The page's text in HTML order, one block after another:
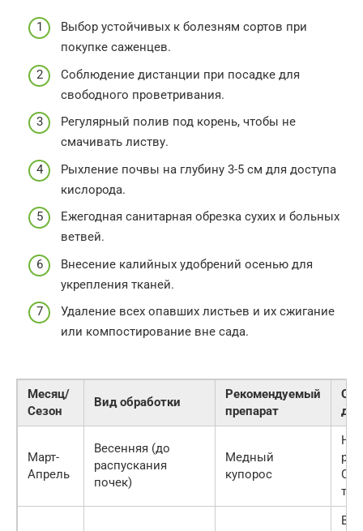
Выбор устойчивых к болезням сортов при
покупке саженцев.
Соблюдение дистанции при посадке для
свободного проветривания.
Регулярный полив под корень, чтобы не
смачивать листву.
Рыхление почвы на глубину 3-5 см для доступа
кислорода.
Ежегодная санитарная обрезка сухих и больных
ветвей.
Внесение калийных удобрений осенью для
укрепления тканей.
Удаление всех опавших листьев и их сжигание
или компостирование вне сада.
Месяц/
Сезон
Вид обработки
Рекомендуемый
препарат
Март-
Апрель
Весенняя (до
распускания
почек)
Медный
купорос
На
Все